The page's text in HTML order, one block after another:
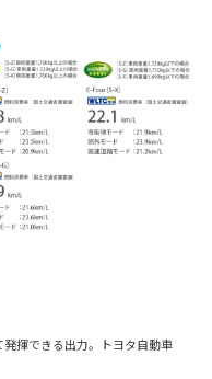
揮できる出力。トヨタ自動車